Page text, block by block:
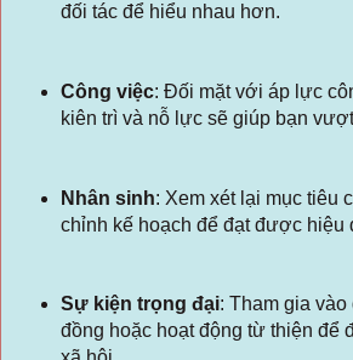
đối tác để hiểu nhau hơn.
Công việc: Đối mặt với áp lực
kiên trì và nỗ lực sẽ giúp bạn
Nhân sinh: Xem xét lại mục tiêu
chỉnh kế hoạch để đạt được hiệu
Sự kiện trọng đại: Tham gia vào
đồng hoặc hoạt động từ thiện để